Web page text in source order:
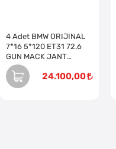
4 Adet BMW ORIJINAL
7*16 5*120 ET31 72.6
GUN MACK JANT
REVİZE EDİLMİŞ (Takım)
24.100,00